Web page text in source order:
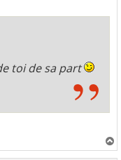
toi de sa part
a